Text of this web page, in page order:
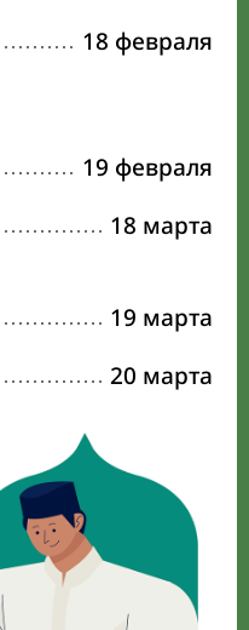
18 февраля
19 февраля
18 марта
19 марта
20 марта